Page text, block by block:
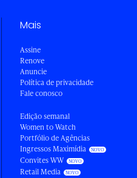
Mais
Assine
Renove
Anuncie
Política de privacidade
Fale conosco
Edição semanal
Women to Watch
Portfólio de Agências
Ingressos Maximídia
Convites WW
Retail Media